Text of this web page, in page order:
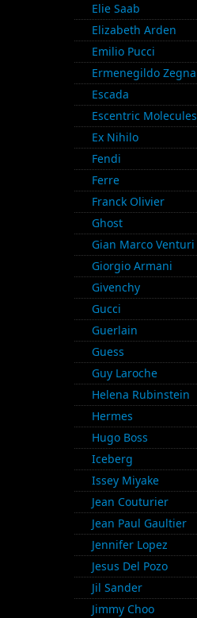
Elie Saab
Elizabeth Arden
Emilio Pucci
Ermenegildo Zegna
Escada
Escentric Molecules
Ex Nihilo
Fendi
Ferre
Franck Olivier
Ghost
Gian Marco Venturi
Giorgio Armani
Givenchy
Gucci
Guerlain
Guess
Guy Laroche
Helena Rubinstein
Hermes
Hugo Boss
Iceberg
Issey Miyake
Jean Couturier
Jean Paul Gaultier
Jennifer Lopez
Jesus Del Pozo
Jil Sander
Jimmy Choo